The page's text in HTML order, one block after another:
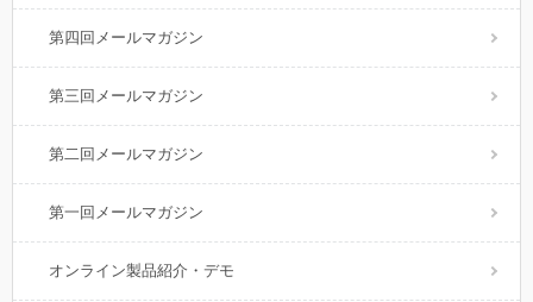
第四回メールマガジン
第三回メールマガジン
第二回メールマガジン
第一回メールマガジン
オンライン製品紹介・デモ